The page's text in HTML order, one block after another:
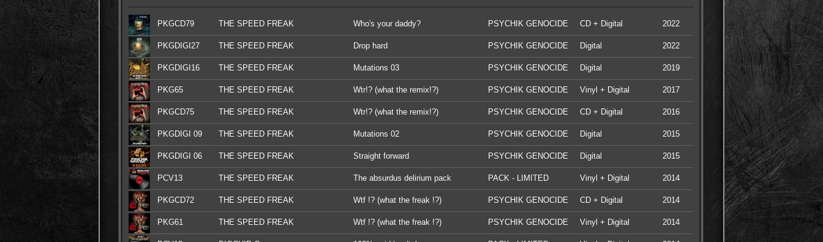
PKGCD79 THE SPEED FREAK Who's your daddy? PSYCHIK GENOCIDE CD + Digital 2022
PKGDIGI27 THE SPEED FREAK Drop hard PSYCHIK GENOCIDE
DIGITAL
Digital 2022
PKGDIGI16 THE SPEED FREAK Mutations 03 PSYCHIK GENOCIDE
DIGITAL
Digital 2019
PKG65 THE SPEED FREAK Wtr!? (what the remix!?) PSYCHIK GENOCIDE Vinyl + Digital 2017
PKGCD75 THE SPEED FREAK Wtr!? (what the remix!?) PSYCHIK GENOCIDE CD + Digital 2016
PKGDIGI 09 THE SPEED FREAK Mutations 02 PSYCHIK GENOCIDE
DIGITAL
Digital 2015
PKGDIGI 06 THE SPEED FREAK Straight forward PSYCHIK GENOCIDE
DIGITAL
Digital 2015
PCV13 THE SPEED FREAK The absurdus delirium pack PACK - LIMITED
EDITION
Vinyl + Digital 2014
PKGCD72 THE SPEED FREAK Wtf !? (what the freak !?) PSYCHIK GENOCIDE CD + Digital 2014
PKG61 THE SPEED FREAK Wtf !? (what the freak !?) PSYCHIK GENOCIDE Vinyl + Digital 2014